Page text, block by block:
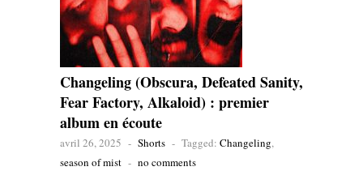
Changeling (Obscura, Defeated Sanity,
Fear Factory, Alkaloid) : premier
album en écoute
avril 26, 2025 - Shorts - Tagged: Changeling,
season of mist - no comments